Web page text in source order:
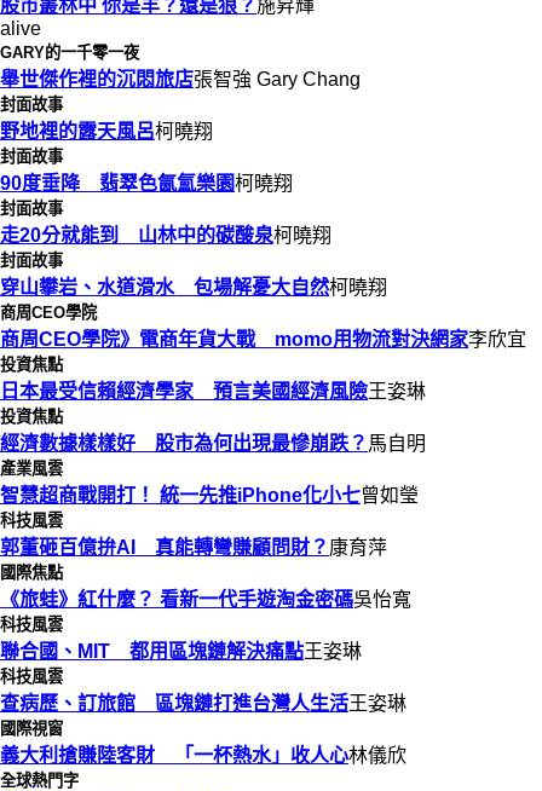
股市叢林中 你是羊？還是狼？施昇輝
alive
GARY的一千零一夜
舉世傑作裡的沉悶旅店張智強 Gary Chang
封面故事
野地裡的露天風呂柯曉翔
封面故事
90度垂降 翡翠色氤氳樂園柯曉翔
封面故事
走20分就能到 山林中的碳酸泉柯曉翔
封面故事
穿山攀岩、水道滑水 包場解憂大自然柯曉翔
商周CEO學院
商周CEO學院》電商年貨大戰 momo用物流對決網家李欣宜
投資焦點
日本最受信賴經濟學家 預言美國經濟風險王姿琳
投資焦點
經濟數據樣樣好 股市為何出現最慘崩跌？ 馬自明
產業風雲
智慧超商戰開打！ 統一先推iPhone化小七曾如瑩
科技風雲
郭董砸百億拚AI 真能轉彎賺顧問財？ 康育萍
國際焦點
《旅蛙》紅什麼？ 看新一代手遊淘金密碼吳怡寬
科技風雲
聯合國、MIT 都用區塊鏈解決痛點王姿琳
科技風雲
查病歷、訂旅館 區塊鏈打進台灣人生活王姿琳
國際視窗
義大利搶賺陸客財 「一杯熱水」收人心林儀欣
全球熱門字